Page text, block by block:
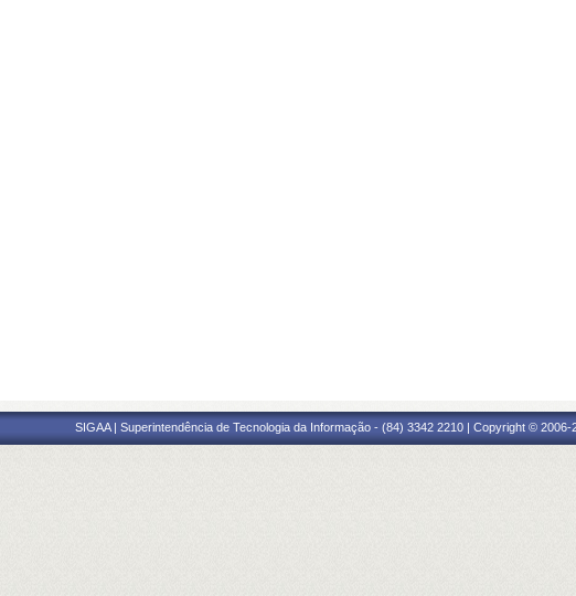
SIGAA | Superintendência de Tecnologia da Informação - (84) 3342 2210 | Copyright ©